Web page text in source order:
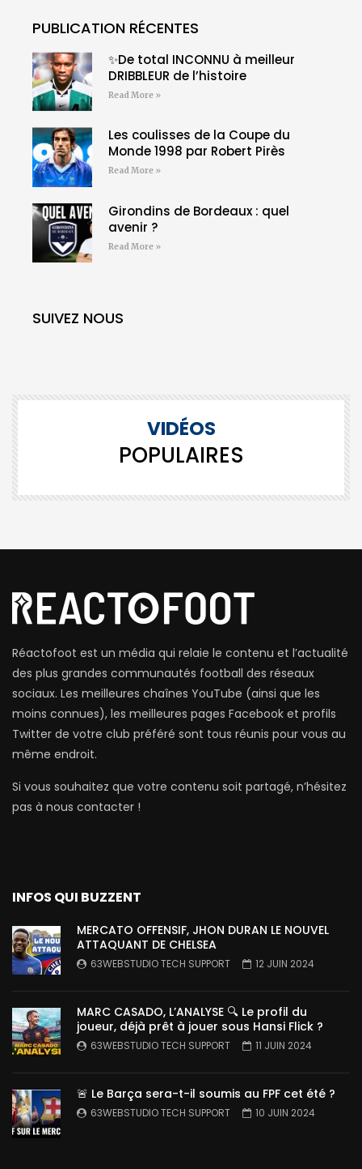
PUBLICATION RÉCENTES
✨De total INCONNU à meilleur
DRIBBLEUR de l’histoire
Read More »
Les coulisses de la Coupe du
Monde 1998 par Robert Pirès
Read More »
Girondins de Bordeaux : quel
avenir ?
Read More »
SUIVEZ NOUS
VIDÉOS
POPULAIRES
Réactofoot est un média qui relaie le contenu et l’actualité
des plus grandes communautés football des réseaux
sociaux. Les meilleures chaînes YouTube (ainsi que les
moins connues), les meilleures pages Facebook et profils
Twitter de votre club préféré sont tous réunis pour vous au
même endroit.
Si vous souhaitez que votre contenu soit partagé, n’hésitez
pas à nous contacter !
INFOS QUI BUZZENT
MERCATO OFFENSIF, JHON DURAN LE NOUVEL
ATTAQUANT DE CHELSEA
63WEBSTUDIO TECH SUPPORT 12 JUIN 2024
MARC CASADO, L’ANALYSE 🔍 Le profil du
joueur, déjà prêt à jouer sous Hansi Flick ?
63WEBSTUDIO TECH SUPPORT 11 JUIN 2024
🚨 Le Barça sera-t-il soumis au FPF cet été ?
63WEBSTUDIO TECH SUPPORT 10 JUIN 2024